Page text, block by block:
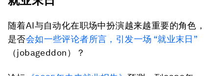
随着AI与自动化在职场中扮演越来越重要的角色，
是否会如一些评论者所言，引发一场 “就业末日”
（jobageddon）？